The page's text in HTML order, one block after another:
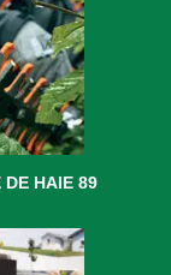
DE HAIE 89